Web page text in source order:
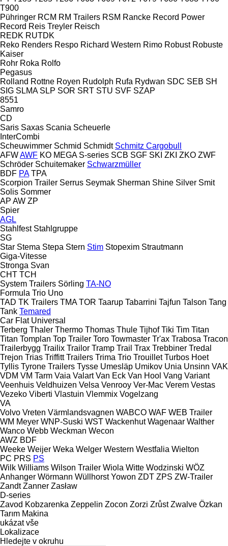
T900
Pühringer RCM RM Trailers RSM Rancke Record Power
Record Reis Treyler Reisch
REDK RUTDK
Reko Renders Respo Richard Western Rimo Robust Robuste
Kaiser
Rohr Roka Rolfo
Pegasus
Rolland Rottne Royen Rudolph Rufa Rydwan SDC SEB SH
SIG SLMA SLP SOR SRT STU SVF SZAP
8551
Samro
CD
Saris Saxas Scania Scheuerle
InterCombi
Scheuwimmer Schmid Schmidt Schmitz Cargobull
AFWAWF KO MEGA S-series SCB SGF SKI ZKI ZKO ZWF
Schröder Schuitemaker Schwarzmüller
BDF PA TPA
Scorpion Trailer Serrus Seymak Sherman Shine Silver Smit
Solis Sommer
AP AW ZP
Spier
AGL
Stahlfest Stahlgruppe
SG
Star Stema Stepa Stern Stim Stopexim Strautmann
Giga-Vitesse
Stronga Svan
CHT TCH
System Trailers Sörling TA-NO
Formula Trio Uno
TAD TK Trailers TMA TOR Taarup Tabarrini Tajfun Talson Tang
Tank Temared
Car Flat Universal
Terberg Thaler Thermo Thomas Thule Tijhof Tiki Tim Titan
Titan Tomplan Top Trailer Toro Towmaster Tr'ax Trabosa Tracon
Trailerbygg Trailix Trailor Tramp Trail Trax Trebbiner Tredal
Trejon Trias Triffitt Trailers Trima Trio Trouillet Turbos Hoet
Tyllis Tyrone Trailers Tysse Umesläp Umikov Unia Unsinn VAK
VDM VM Tarm Vaia Valart Van Eck Van Hool Vang Variant
Veenhuis Veldhuizen Velsa Venrooy Ver-Mac Verem Vestas
Vezeko Viberti Vlastuin Vlemmix Vogelzang
VA
Volvo Vreten Värmlandsvagnen WABCO WAF WEB Trailer
WM Meyer WNP-Suski WST Wackenhut Wagenaar Walther
Wanco Webb Weckman Wecon
AWZ BDF
Weeke Weijer Weka Welger Western Westfalia Wielton
PC PRS PS
Wilk Williams Wilson Trailer Wiola Witte Wodzinski WÖZ
Anhanger Wörmann Wüllhorst Yowon ZDT ZPS ZW-Trailer
Zandt Zanner Zasław
D-series
Zavod Kobzarenka Zeppelin Zocon Zorzi Zrůst Zwalve Özkan
Tarım Makina
ukázat vše
Lokalizace
Hledejte v okruhu